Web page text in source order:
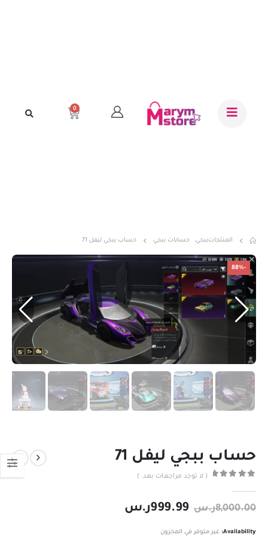
0
المنتجاتببجي, حسابات ببجي حساب ببجي ليفل 71
-88%
حساب ببجي ليفل 71
( لا توجد مراجعات بعد. )
8,000.00ر.س 999.99ر.س
Availability: غير متوفر في المخزون